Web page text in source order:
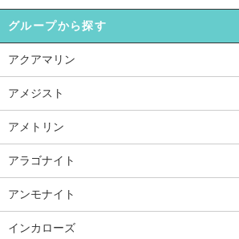
グループから探す
アクアマリン
アメジスト
アメトリン
アラゴナイト
アンモナイト
インカローズ